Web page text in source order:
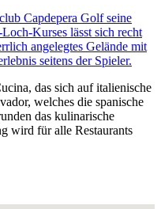
Capdepera Golf seine
Kurses lässt sich recht
angelegtes Gelände mit
seitens der Spieler.
das sich auf italienische
welches die spanische
das kulinarische
wird für alle Restaurants